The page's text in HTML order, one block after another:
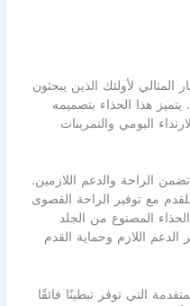
بالانس 530 هو الاختيار المثالي لأولئك الذين يبحثون
هذا الحذاء بتصميمه
اليومي والتمرينات
مبتكرة تضمن الراحة والدعم اللازمين.
للقدم مع توفير الراحة القصوى
المصنوع من الجلد
اللازم وحماية القدم
التي توفر تبطينًا فائقًا